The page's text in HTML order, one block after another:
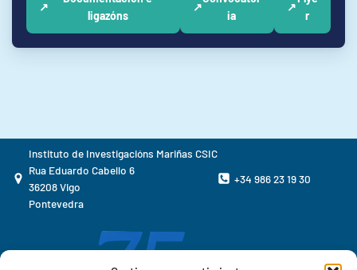
↗
ligazóns
↗
ia
↗
r
Instituto de Investigacións Mariñas CSIC
Rua Eduardo Cabello 6
36208 Vigo
Pontevedra
+34 986 23 19 30